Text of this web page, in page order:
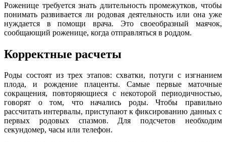
Роженице требуется знать длительность промежутков, чтобы
понимать развивается ли родовая деятельность или она уже
нуждается в помощи врача. Это своеобразный маячок,
сообщающий роженице, когда отправляться в роддом.
Корректные расчеты
Роды состоят из трех этапов: схватки, потуги с изгнанием
плода, и рождение плаценты. Самые первые маточные
сокращения, повторяющиеся с некоторой периодичностью,
говорят о том, что начались роды. Чтобы правильно
рассчитать интервалы, приступают к фиксированию данных с
первых родовых спазмов. Для подсчетов необходим
секундомер, часы или телефон.